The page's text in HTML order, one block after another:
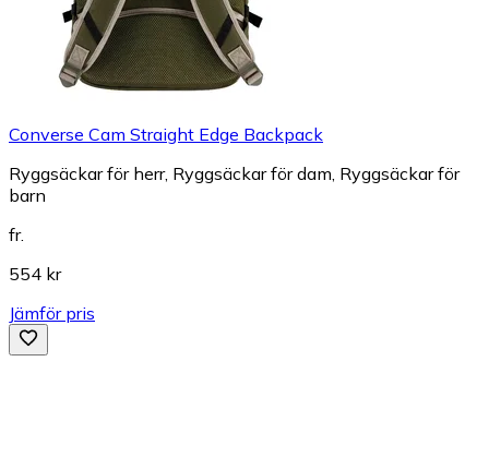
Converse Cam Straight Edge Backpack
Ryggsäckar för herr, Ryggsäckar för dam, Ryggsäckar för
barn
fr.
554 kr
Jämför pris